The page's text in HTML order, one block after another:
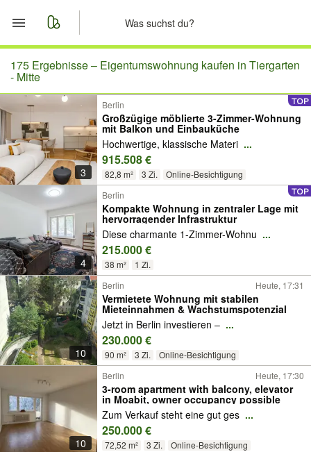
Start
Merkliste
Nachrichten
Anzeige aufgeben
175 Ergebnisse – Eigentumswohnung kaufen in Tiergarten
- Mitte
3
Berlin
Großzügige möblierte 3-Zimmer-Wohnung
mit Balkon und Einbauküche
Hochwertige, klassische Materi ...
915.508 €
82,8 m² 3 Zi. Online-Besichtigung
4
Berlin
Kompakte Wohnung in zentraler Lage mit
hervorragender Infrastruktur
Diese charmante 1-Zimmer-Wohnu ...
215.000 €
38 m² 1 Zi.
10
Berlin Heute, 17:31
Vermietete Wohnung mit stabilen
Mieteinnahmen & Wachstumspotenzial
Jetzt in Berlin investieren – ...
230.000 €
90 m² 3 Zi. Online-Besichtigung
10
Berlin Heute, 17:30
3-room apartment with balcony, elevator
in Moabit, owner occupancy possible
Zum Verkauf steht eine gut ges ...
250.000 €
72,52 m² 3 Zi. Online-Besichtigung